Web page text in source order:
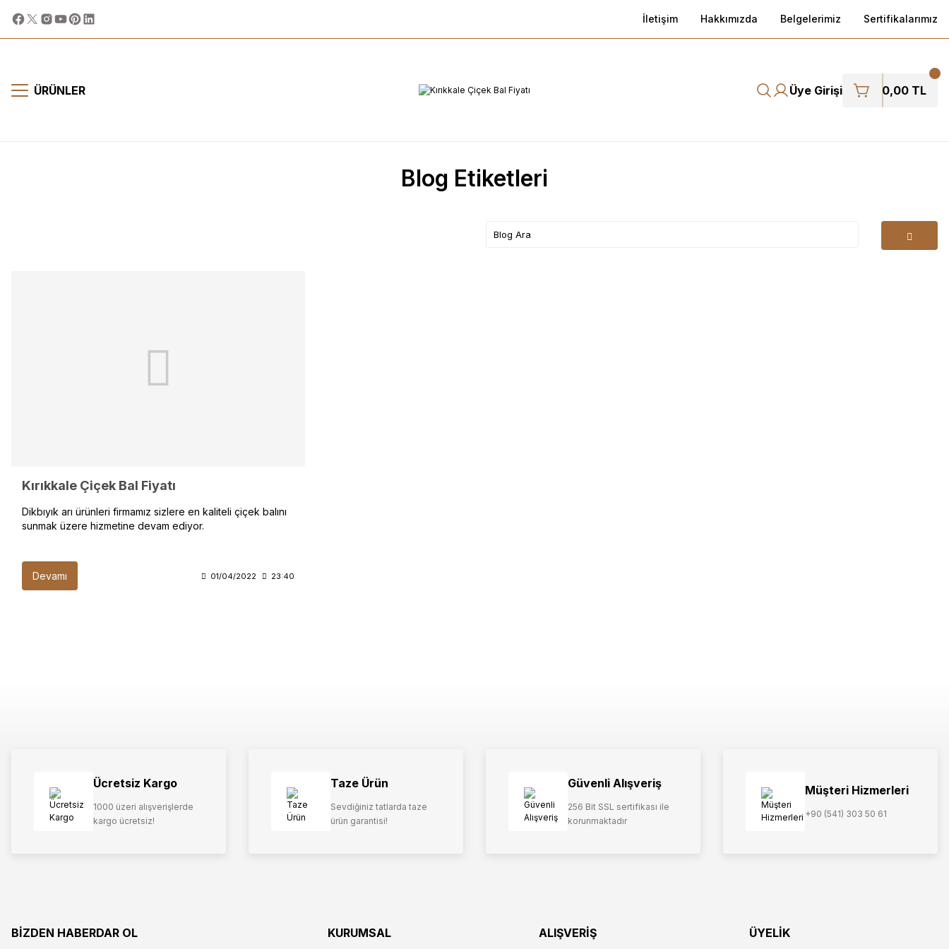
İletişim Hakkımızda Belgelerimiz Sertifikalarımız
ÜRÜNLER Üye Girişi 0,00 TL
Blog Etiketleri
Kırıkkale Çiçek Bal Fiyatı
Dikbıyık arı ürünleri firmamız sizlere en kaliteli çiçek balını
sunmak üzere hizmetine devam ediyor.
Devamı 01/04/2022 23:40
Ücretsiz Kargo
1000 üzeri alışverişlerde
kargo ücretsiz!
Taze Ürün
Sevdiğiniz tatlarda taze
ürün garantisi!
Güvenli Alışveriş
256 Bit SSL sertifikası ile
korunmaktadır
Müşteri Hizmerleri
+90 (541) 303 50 61
BİZDEN HABERDAR OL KURUMSAL ALIŞVERİŞ ÜYELİK